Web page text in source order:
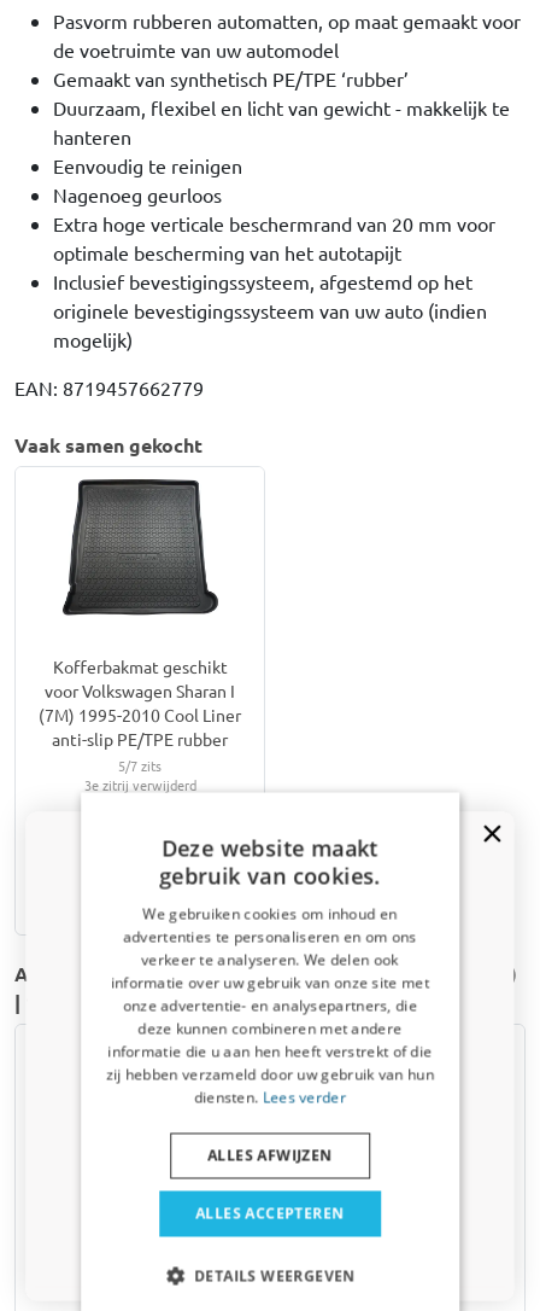
Pasvorm rubberen automatten, op maat gemaakt voor
de voetruimte van uw automodel
Gemaakt van synthetisch PE/TPE ‘rubber’
Duurzaam, flexibel en licht van gewicht - makkelijk te
hanteren
Eenvoudig te reinigen
Nagenoeg geurloos
Extra hoge verticale beschermrand van 20 mm voor
optimale bescherming van het autotapijt
Inclusief bevestigingssysteem, afgestemd op het
originele bevestigingssysteem van uw auto (indien
mogelijk)
EAN: 8719457662779
Vaak samen gekocht
Kofferbakmat geschikt
voor Volkswagen Sharan I
(7M) 1995-2010 Cool Liner
anti-slip PE/TPE rubber
5/7 zits
3e zitrij verwijderd
€ 59,95
Andere Automatten voor de Volkswagen Sharan I (7M)
| 1995-2010
Automatten geschikt voor
1995-2010 Guardliner
Automatten geschikt voor
1995-2010 Guardliner
Deze website maakt
gebruik van cookies.
We gebruiken cookies om inhoud en
advertenties te personaliseren en om ons
verkeer te analyseren. We delen ook
informatie over uw gebruik van onze site met
onze advertentie- en analysepartners, die
deze kunnen combineren met andere
informatie die u aan hen heeft verstrekt of die
zij hebben verzameld door uw gebruik van hun
diensten. Lees verder
ALLES ACCEPTEREN
ALLES AFWIJZEN
DETAILS WEERGEVEN
Kortingscode van 5% ontvangen?
Vertel ons waar u voor winkelt om uw korting te
ontvangen. Ik winkel voor mijn:
Auto
Bedrijfswagen
Huisdier